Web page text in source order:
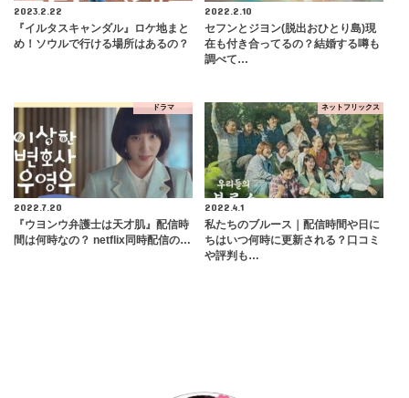
2023.2.22
『イルタスキャンダル』ロケ地まと
め！ソウルで行ける場所はあるの？
2022.2.10
セフンとジヨン(脱出おひとり島)現
在も付き合ってるの？結婚する噂も
調べて…
ドラマ
2022.7.20
『ウヨンウ弁護士は天才肌』配信時
間は何時なの？ netflix同時配信の…
ネットフリックス
2022.4.1
私たちのブルース｜配信時間や日に
ちはいつ何時に更新される？口コミ
や評判も…